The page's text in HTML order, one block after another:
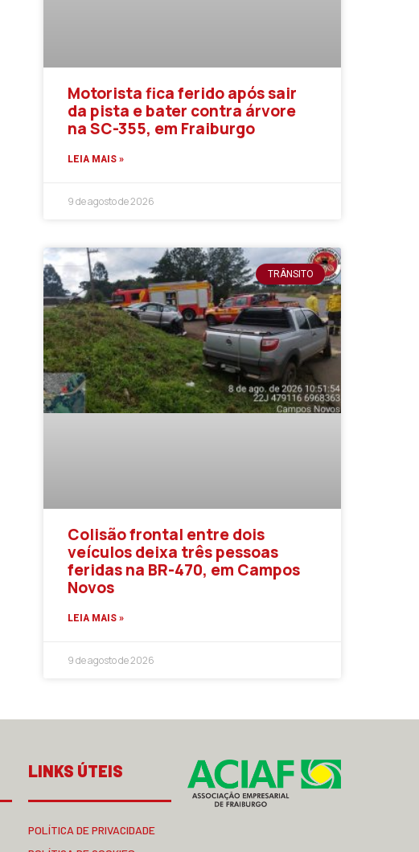
Motorista fica ferido após sair
da pista e bater contra árvore
na SC-355, em Fraiburgo
LEIA MAIS »
9 de agosto de 2026
TRÂNSITO
Colisão frontal entre dois
veículos deixa três pessoas
feridas na BR-470, em Campos
Novos
LEIA MAIS »
9 de agosto de 2026
LINKS ÚTEIS
POLÍTICA DE PRIVACIDADE